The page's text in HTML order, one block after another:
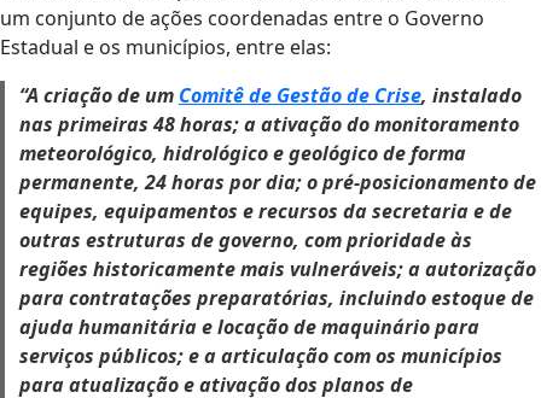
um conjunto de ações coordenadas entre o Governo
Estadual e os municípios, entre elas:
“A criação de um Comitê de Gestão de Crise, instalado
nas primeiras 48 horas; a ativação do monitoramento
meteorológico, hidrológico e geológico de forma
permanente, 24 horas por dia; o pré-posicionamento de
equipes, equipamentos e recursos da secretaria e de
outras estruturas de governo, com prioridade às
regiões historicamente mais vulneráveis; a autorização
para contratações preparatórias, incluindo estoque de
ajuda humanitária e locação de maquinário para
serviços públicos; e a articulação com os municípios
para atualização e ativação dos planos de